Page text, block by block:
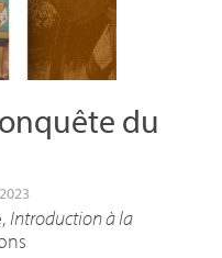
du
Introduction à la